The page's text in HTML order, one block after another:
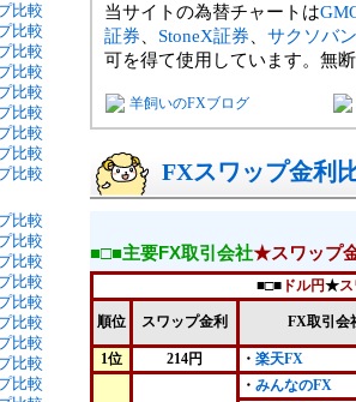
比較
比較
比較
比較
比較
比較
比較
比較
比較
比較
比較
比較
比較
比較
比較
比較
比較
比較
当サイトの為替チャートは
証券
StoneX証券
サクソバ
可を得て使用しています。無
羊飼いのFXブログ
FXスワップ金利
■□■主要FX取引会社★スワップ
■□■ ドル円★
順位 スワップ金利 FX取引会
1位 214円 ・ 楽天FX
・ みんなのFX